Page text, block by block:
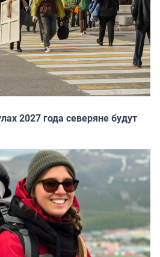
2027 года северяне будут